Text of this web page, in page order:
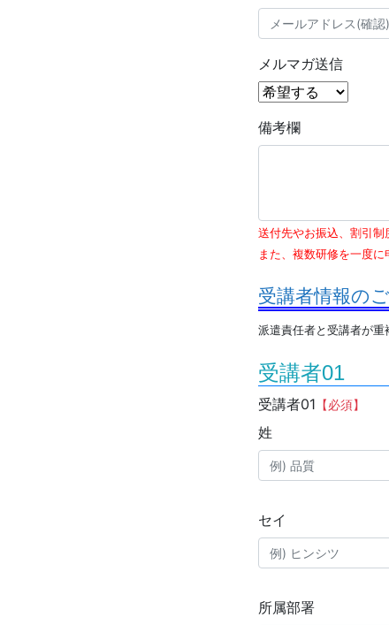
メルマガ送信
備考欄
送付先やお振込、割引制
また、複数研修を一度
受講者情報の
派遣責任者と受講者が重
受講者01
受講者01 【必須】
姓
セイ
所属部署